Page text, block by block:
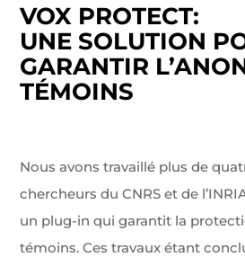
VOX PROTECT:
UNE SOLUTION
GARANTIR
TÉMOINS
Nous avons travaillé plus de
chercheurs du CNRS et de
un plug-in qui garantit la
témoins. Ces travaux étant